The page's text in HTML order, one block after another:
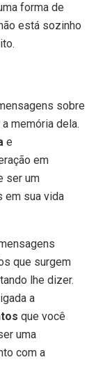
forma de
está sozinho
sobre
memória dela.
e
em
ser um
em sua vida
que surgem
lhe dizer.
a
que você
uma
com a